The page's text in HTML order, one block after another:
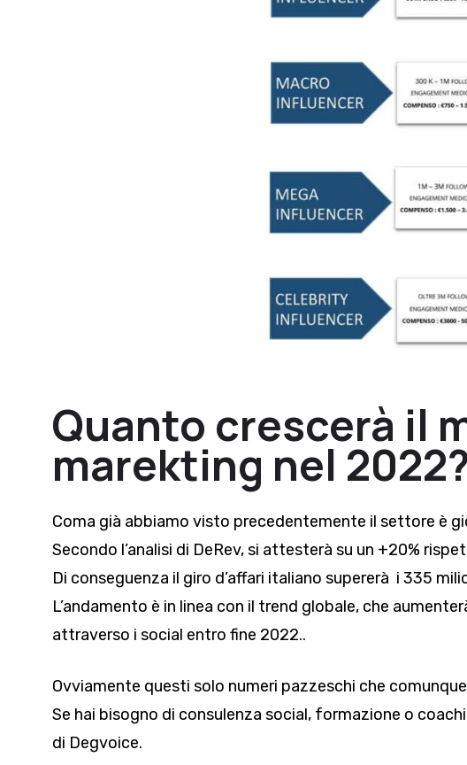
Quanto crescerà il
marekting nel
Coma già abbiamo visto precedentemente il settore è
Secondo l’analisi di DeRev,si attesterà su un +20%
Di conseguenza il giro d’affari italiano supererà i 335
L’andamento è in linea con il trend globale, che
attraverso i social entro fine 2022..
Ovviamente questi solo numeri pazzeschi che
Se hai bisogno di consulenza social, formazione o
di Degvoice.